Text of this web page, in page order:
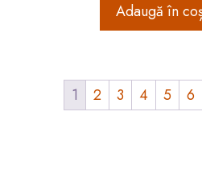
Adaugă în
1 2 3 4 5 6